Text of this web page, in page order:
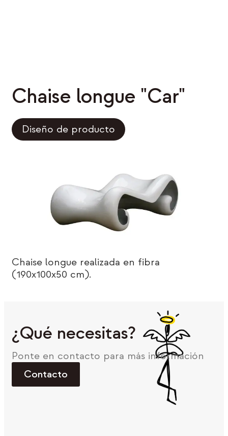
Chaise longue "Car"
Diseño de producto
Chaise longue realizada en fibra
(190x100x50 cm).
¿Qué necesitas?
Ponte en contacto para más información
Contacto